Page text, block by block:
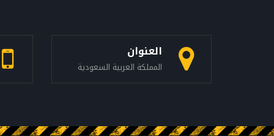
كانت ثلاجتك تحتوي على مرشح للمياه، فيجب
تغييره بانتظام للحفاظ على نوعية المياه
المستخدمة في الثلاجة. تحتاج الثلاجة إلى صيانة
منتظمة للحفاظ على أدائها الأمثل وتمديد
ممتازة. هناك بعض النصائح الأخرى التي يمكن أن
العنوان
المملكة العربية السعودية